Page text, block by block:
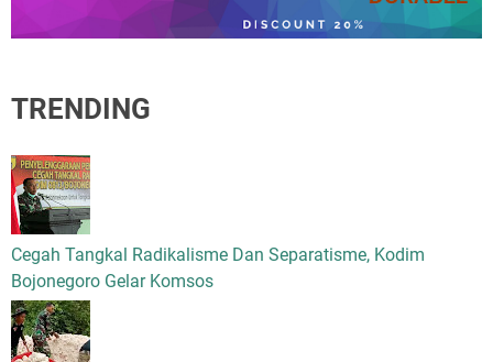
TRENDING
Cegah Tangkal Radikalisme Dan Separatisme, Kodim
Bojonegoro Gelar Komsos